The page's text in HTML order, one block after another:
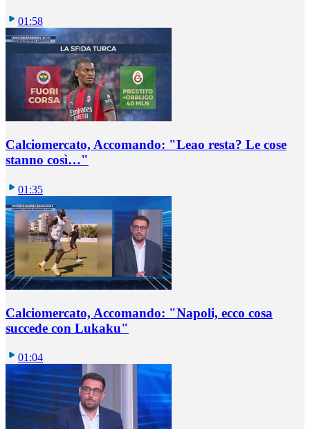
01:58
Calciomercato, Accomando: "Leao resta? Le cose
stanno così…"
01:35
Calciomercato, Accomando: "Napoli, ecco cosa
succede con Lukaku"
01:04